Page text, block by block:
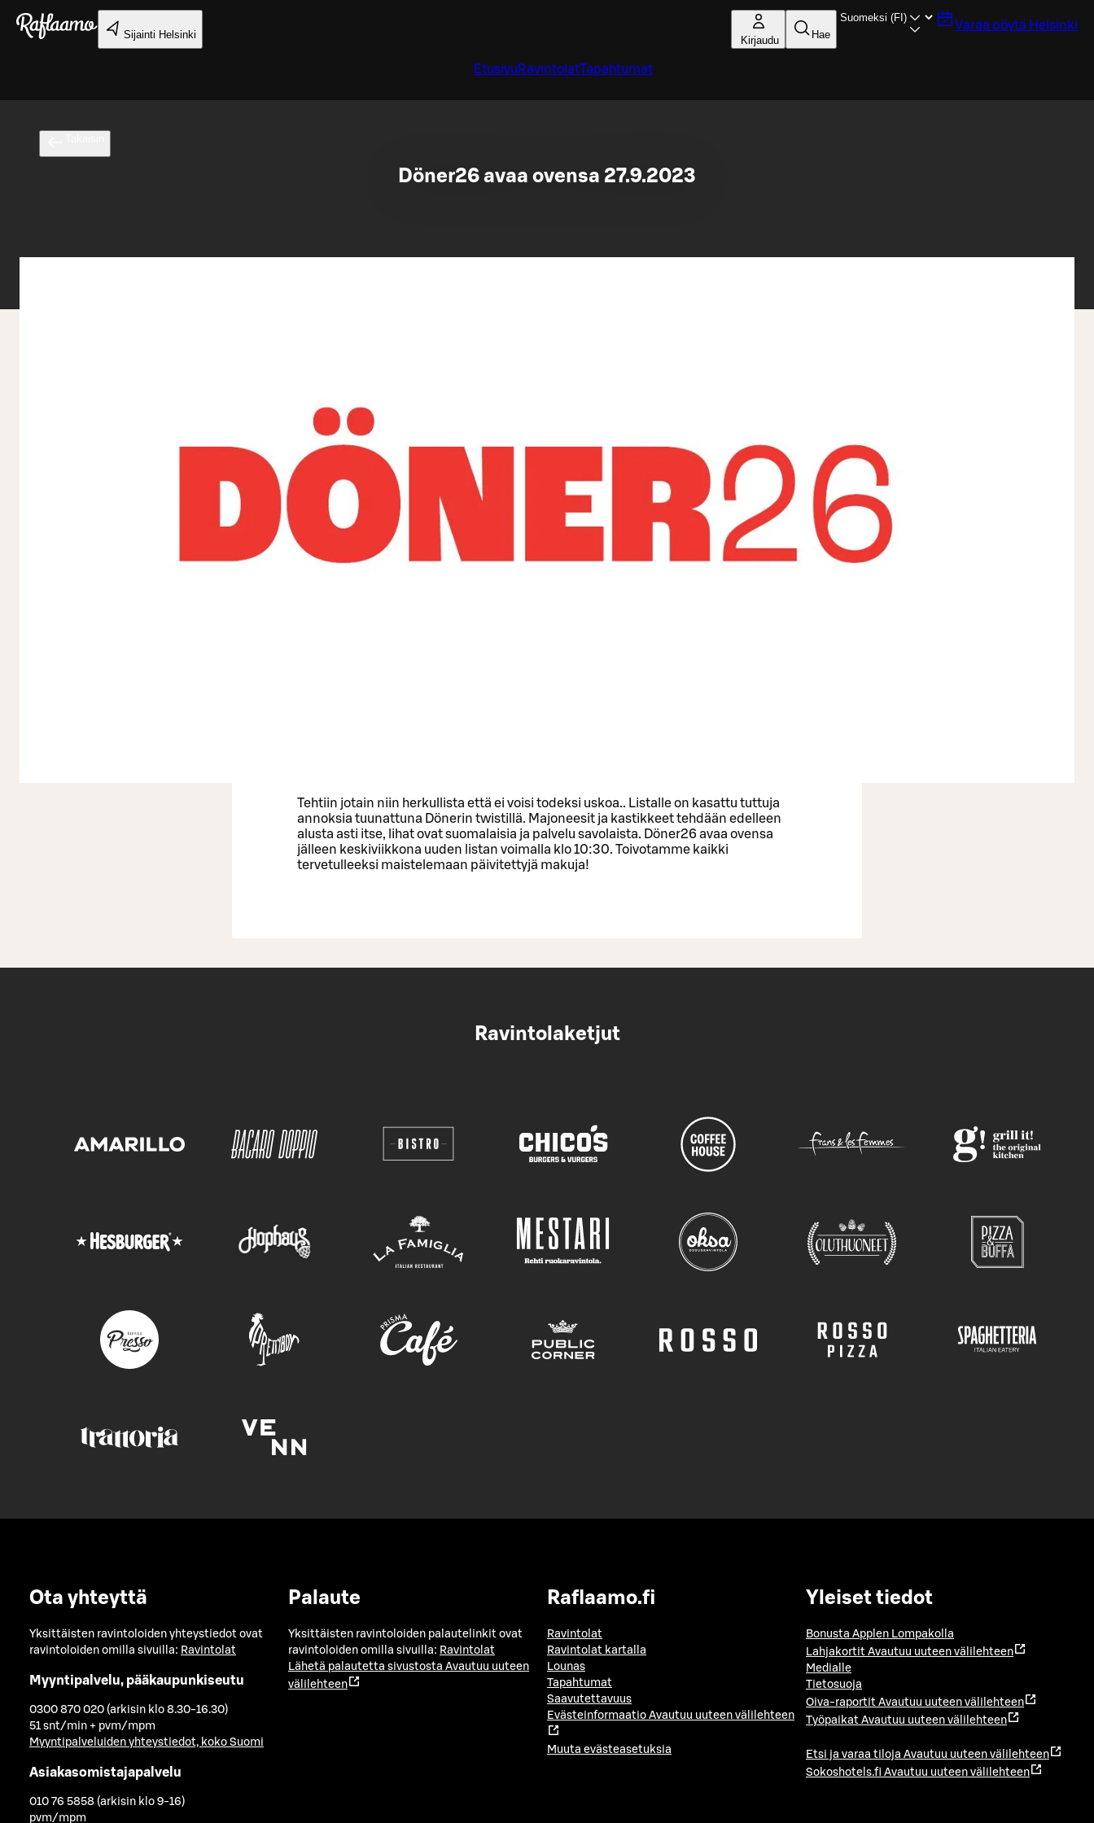
Siirry pääsisältöön
Sijainti Helsinki Kirjaudu Hae
Varaa pöytä Helsinki
Etusivu RavintolatTapahtumat
Döner26 avaa ovensa 27.9.2023
Tehtiin jotain niin herkullista että ei voisi todeksi uskoa.. Listalle on kasattu tuttuja
annoksia tuunattuna Dönerin twistillä. Majoneesit ja kastikkeet tehdään edelleen
alusta asti itse, lihat ovat suomalaisia ja palvelu savolaista. Döner26 avaa ovensa
jälleen keskiviikkona uuden listan voimalla klo 10:30. Toivotamme kaikki
tervetulleeksi maistelemaan päivitettyjä makuja!
Ravintolaketjut
Ota yhteyttä
Yksittäisten ravintoloiden yhteystiedot ovat
ravintoloiden omilla sivuilla: Ravintolat
Myyntipalvelu, pääkaupunkiseutu
0300 870 020 (arkisin klo 8.30-16.30)
51 snt/min + pvm/mpm
Myyntipalveluiden yhteystiedot, koko Suomi
Asiakasomistajapalvelu
010 76 5858 (arkisin klo 9-16)
pvm/mpm
Palaute
Yksittäisten ravintoloiden palautelinkit ovat
ravintoloiden omilla sivuilla: Ravintolat
Lähetä palautetta sivustosta Avautuu uuteen
välilehteen
Raflaamo.fi
Ravintolat
Ravintolat kartalla
Lounas
Tapahtumat
Saavutettavuus
Evästeinformaatio Avautuu uuteen välilehteen
Muuta evästeasetuksia
Yleiset tiedot
Bonusta Applen Lompakolla
Lahjakortit Avautuu uuteen välilehteen
Medialle
Tietosuoja
Oiva-raportit Avautuu uuteen välilehteen
Työpaikat Avautuu uuteen välilehteen
Etsi ja varaa tiloja Avautuu uuteen välilehteen
Sokoshotels.fi Avautuu uuteen välilehteen